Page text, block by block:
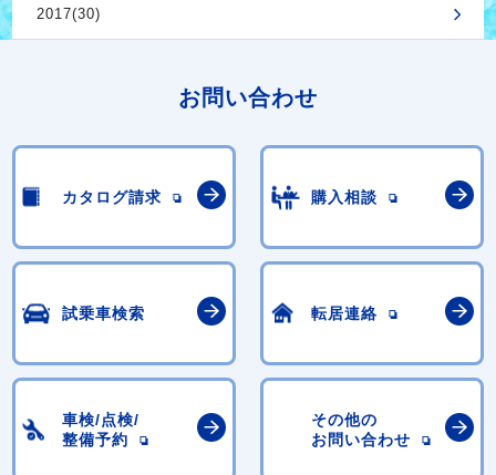
2017(30)
お問い合わせ
カタログ請求 購入相談
試乗車検索 転居連絡
車検/点検/
整備予約
その他の
お問い合わせ